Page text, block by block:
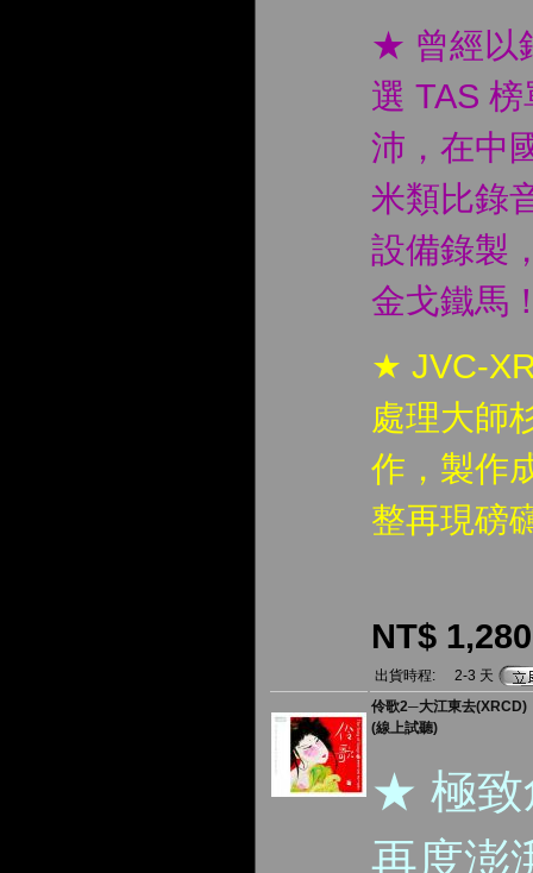
★ 曾經以
選 TAS
沛，在中
米類比錄
設備錄製
金戈鐵馬
★ JVC-
處理大師
作，製作
整再現磅
NT$ 1,280
出貨時程:
2-3 天
伶歌2─大江東去(XRCD)
(線上試聽)
★ 極致
再度澎